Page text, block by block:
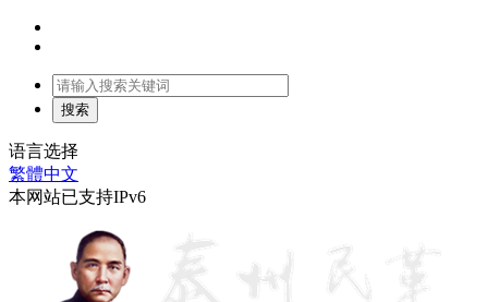
语言选择
繁體中文
本网站已支持IPv6